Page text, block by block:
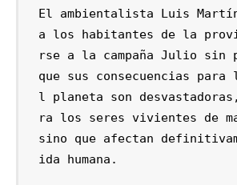
El ambientalista Luis
a los habitantes de la
rse a la campaña Julio sin
que sus consecuencias
l planeta son
ra los seres vivientes de
sino que afectan
ida humana.